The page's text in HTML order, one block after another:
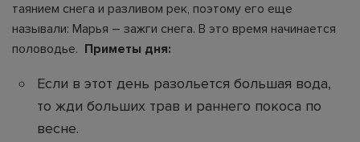
таянием снега и разливом рек, поэтому его еще
называли: Марья – зажги снега. В это время начинается
половодье. Приметы дня:
Если в этот день разольется большая вода,
то жди больших трав и раннего покоса по
весне.